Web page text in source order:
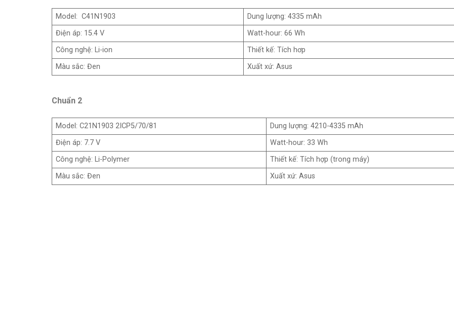
Model: C41N1903
Dung lượng: 4335 mAh
Điện áp: 15.4 V
Watt-hour: 66 Wh
Công nghệ: Li-ion
Thiết kế: Tích hơp
Màu sắc: Đen
Xuất xứ: Asus
Chuẩn 2
Model: C21N1903 2ICP5/70/81
Dung lượng: 4210-4335 mAh
Điện áp: 7.7 V
Watt-hour: 33 Wh
Công nghệ: Li-Polymer
Thiết kế: Tích hợp (trong máy)
Màu sắc: Đen
Xuất xứ: Asus